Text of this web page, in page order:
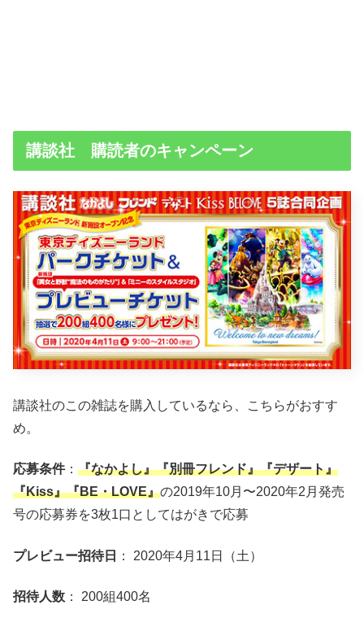
講談社 購読者のキャンペーン
講談社のこの雑誌を購入しているなら、こちらがおすす
め。
応募条件： 『なかよし』『別冊フレンド』『デザート』
『Kiss』『BE・LOVE』の2019年10月〜2020年2月発売
号の応募券を3枚1口としてはがきで応募
プレビュー招待日 ： 2020年4月11日（土）
招待人数 ： 200組400名